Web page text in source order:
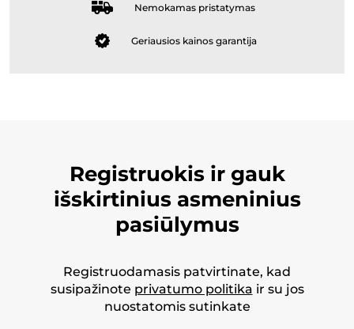
Nemokamas pristatymas
Geriausios kainos garantija
Registruokis ir gauk
išskirtinius asmeninius
pasiūlymus
Registruodamasis patvirtinate, kad
susipažinote privatumo politika ir su jos
nuostatomis sutinkate